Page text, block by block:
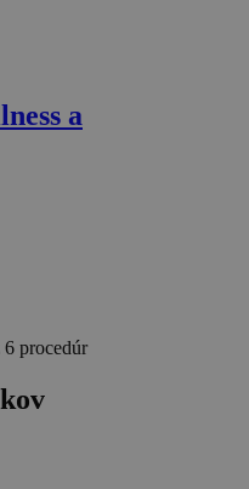
a
procedúr